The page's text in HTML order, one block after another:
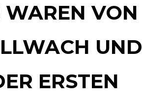
WAREN VON
UND
ERSTEN H